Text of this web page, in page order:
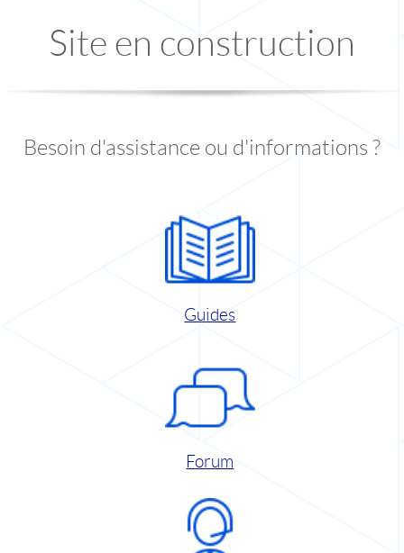
Site en construction
Besoin d'assistance ou d'informations ?
Guides
Forum